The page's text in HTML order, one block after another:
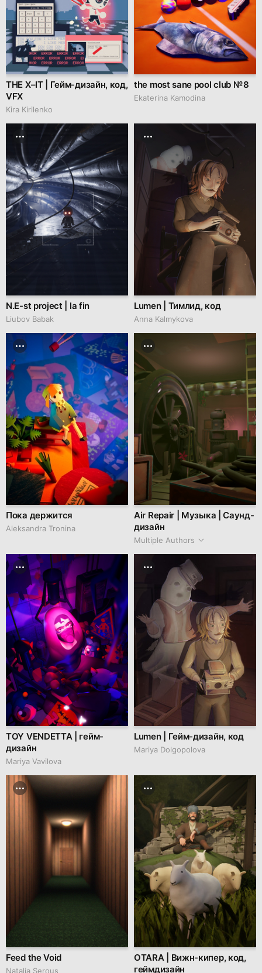
THE X–IT | Гейм-дизайн, код,
VFX
Kira Kirilenko
the most sane pool club № 8
Ekaterina Kamodina
N.E-st project | la fin
Liubov Babak
Lumen | Тимлид, код
Anna Kalmykova
Пока держится
Aleksandra Tronina
Air Repair | Музыка | Саунд-
дизайн
Multiple Authors
TOY VENDETTA | гейм-
дизайн
Mariya Vavilova
Lumen | Гейм-дизайн, код
Mariya Dolgopolova
Feed the Void
Natalia Serous
OTARA | Вижн-кипер, код,
геймдизайн